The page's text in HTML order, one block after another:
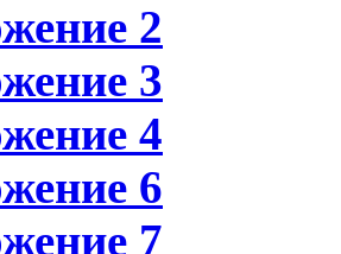
2
3
4
6
7